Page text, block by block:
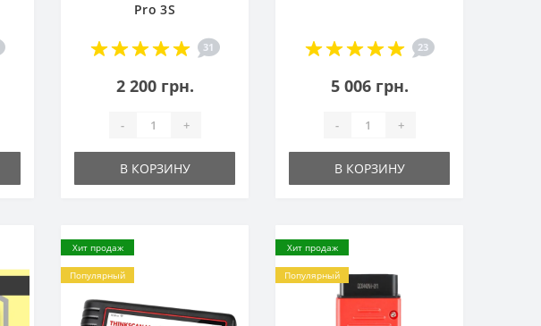
Pro 3S
31
2 200 грн.
- +
В КОРЗИНУ
23
5 006 грн.
- +
В КОРЗИНУ
Хит продаж
Популярный
Хит продаж
Популярный